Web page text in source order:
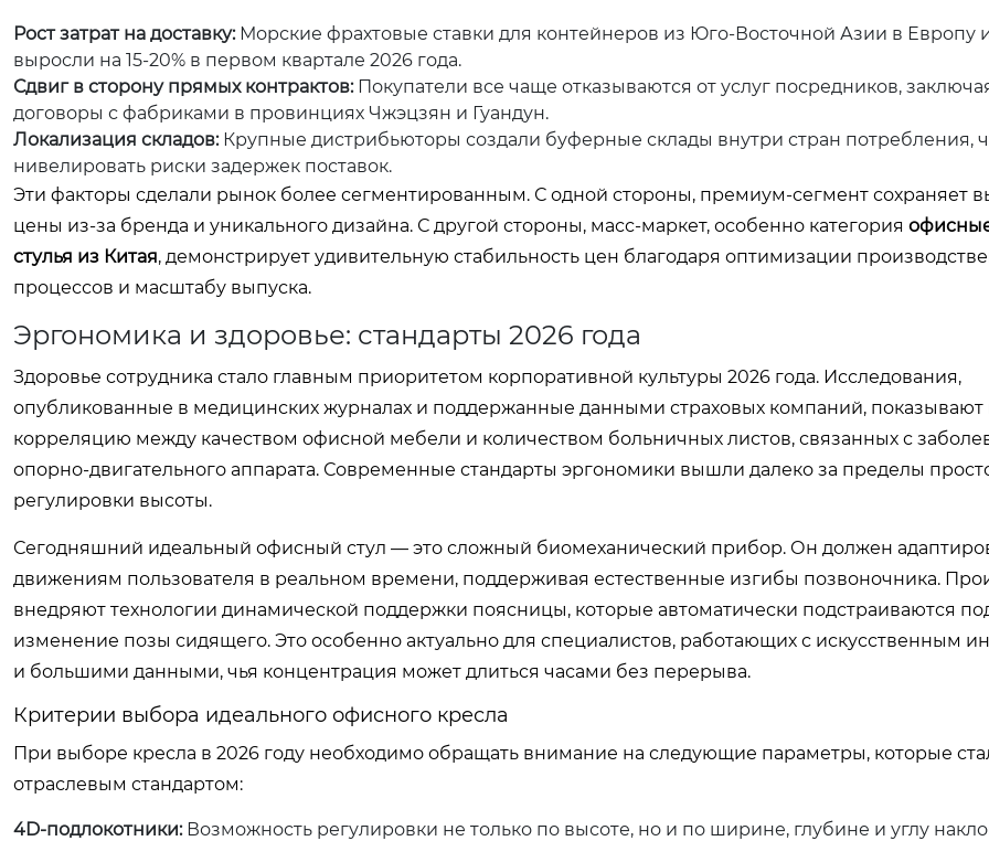
Рост затрат на доставку:Морские фрахтовые ставки для контейнеров из Юго-Восточной Азии в Европу
выросли на 15-20% в первом квартале 2026 года.
Сдвиг в сторону прямых контрактов:Покупатели все чаще отказываются от услуг посредников,
договоры с фабриками в провинциях Чжэцзян и Гуандун.
Локализация складов:Крупные дистрибьюторы создали буферные склады внутри стран потребления,
нивелировать риски задержек поставок.
Эти факторы сделали рынок более сегментированным. С одной стороны, премиум-сегмент сохраняет
цены из-за бренда и уникального дизайна. С другой стороны, масс-маркет, особенно категория
стулья из Китая, демонстрирует удивительную стабильность цен благодаря оптимизации
процессов и масштабу выпуска.
Эргономика и здоровье: стандарты 2026 года
Здоровье сотрудника стало главным приоритетом корпоративной культуры 2026 года. Исследования,
опубликованные в медицинских журналах и поддержанные данными страховых компаний,
корреляцию между качеством офисной мебели и количеством больничных листов, связанных с
опорно-двигательного аппарата. Современные стандарты эргономики вышли далеко за пределы
регулировки высоты.
Сегодняшний идеальный офисный стул — это сложный биомеханический прибор. Он должен
движениям пользователя в реальном времени, поддерживая естественные изгибы позвоночника.
внедряют технологии динамической поддержки поясницы, которые автоматически подстраиваются
изменение позы сидящего. Это особенно актуально для специалистов, работающих с искусственным
и большими данными, чья концентрация может длиться часами без перерыва.
Критерии выбора идеального офисного кресла
При выборе кресла в 2026 году необходимо обращать внимание на следующие параметры, которые
отраслевым стандартом:
4D-подлокотники:Возможность регулировки не только по высоте, но и по ширине, глубине и углу